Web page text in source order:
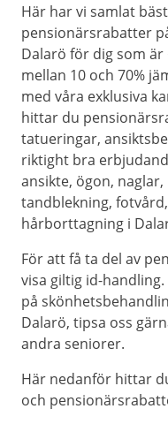
Här har vi samlat
pensionärsrabatter
Dalarö för dig som är
mellan 10 och 70%
med våra exklusiva
hittar du
tatueringar,
riktight bra
ansikte, ögon,
tandblekning,
hårborttagning i
För att få ta del av
visa giltig id-
på
Dalarö, tipsa oss
andra seniorer.
Här nedanför hittar
och